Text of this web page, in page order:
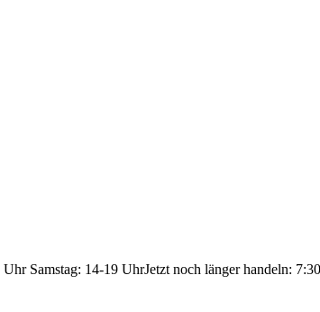
Samstag: 14-19 UhrJetzt noch länger handeln: